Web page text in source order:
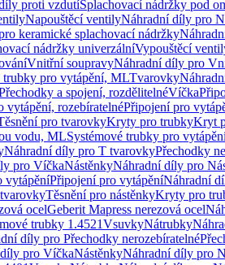
proti vzdutíSplachovací nádržky pod
Napouštěcí ventilyNáhradní díly pro
keramické splachovací nádržky
nádržky univerzálníVypouštěcí
Vnitřní soupravyNáhradní díly pro
trubky pro vytápění, MLTvarovky
a spojení, rozdělitelnéVíčka
vytápění, rozebíratelnéPřipojení pro
pro tvarovkyKryty pro trubkyKryt
vodu, MLSystémové trubky pro
Náhradní díly pro T tvarovkyPřechodky
pro VíčkaNástěnkyNáhradní díly pro
vytápěníPřipojení pro vytápěníNáhradní
Těsnění pro nástěnkyKryty pro
ocelGeberit Mapress nerezová ocel
trubky 1.4521VsuvkyNátrubky
díly pro Přechodky nerozebíratelné
pro VíčkaNástěnkyNáhradní díly pro